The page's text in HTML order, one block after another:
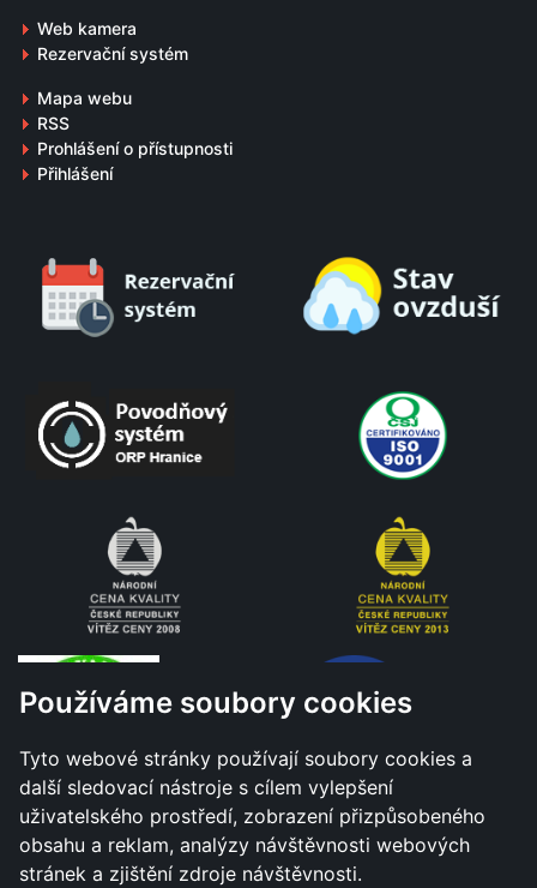
Používáme soubory cookies
Tyto webové stránky používají soubory cookies a
další sledovací nástroje s cílem vylepšení
uživatelského prostředí, zobrazení přizpůsobeného
obsahu a reklam, analýzy návštěvnosti webových
stránek a zjištění zdroje návštěvnosti.
Web kamera
Rezervační systém
Mapa webu
RSS
Prohlášení o přístupnosti
Přihlášení